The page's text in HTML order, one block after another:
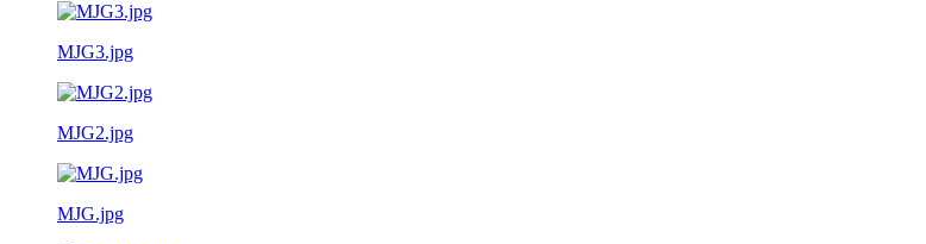
MJG3.jpg
MJG2.jpg
MJG.jpg